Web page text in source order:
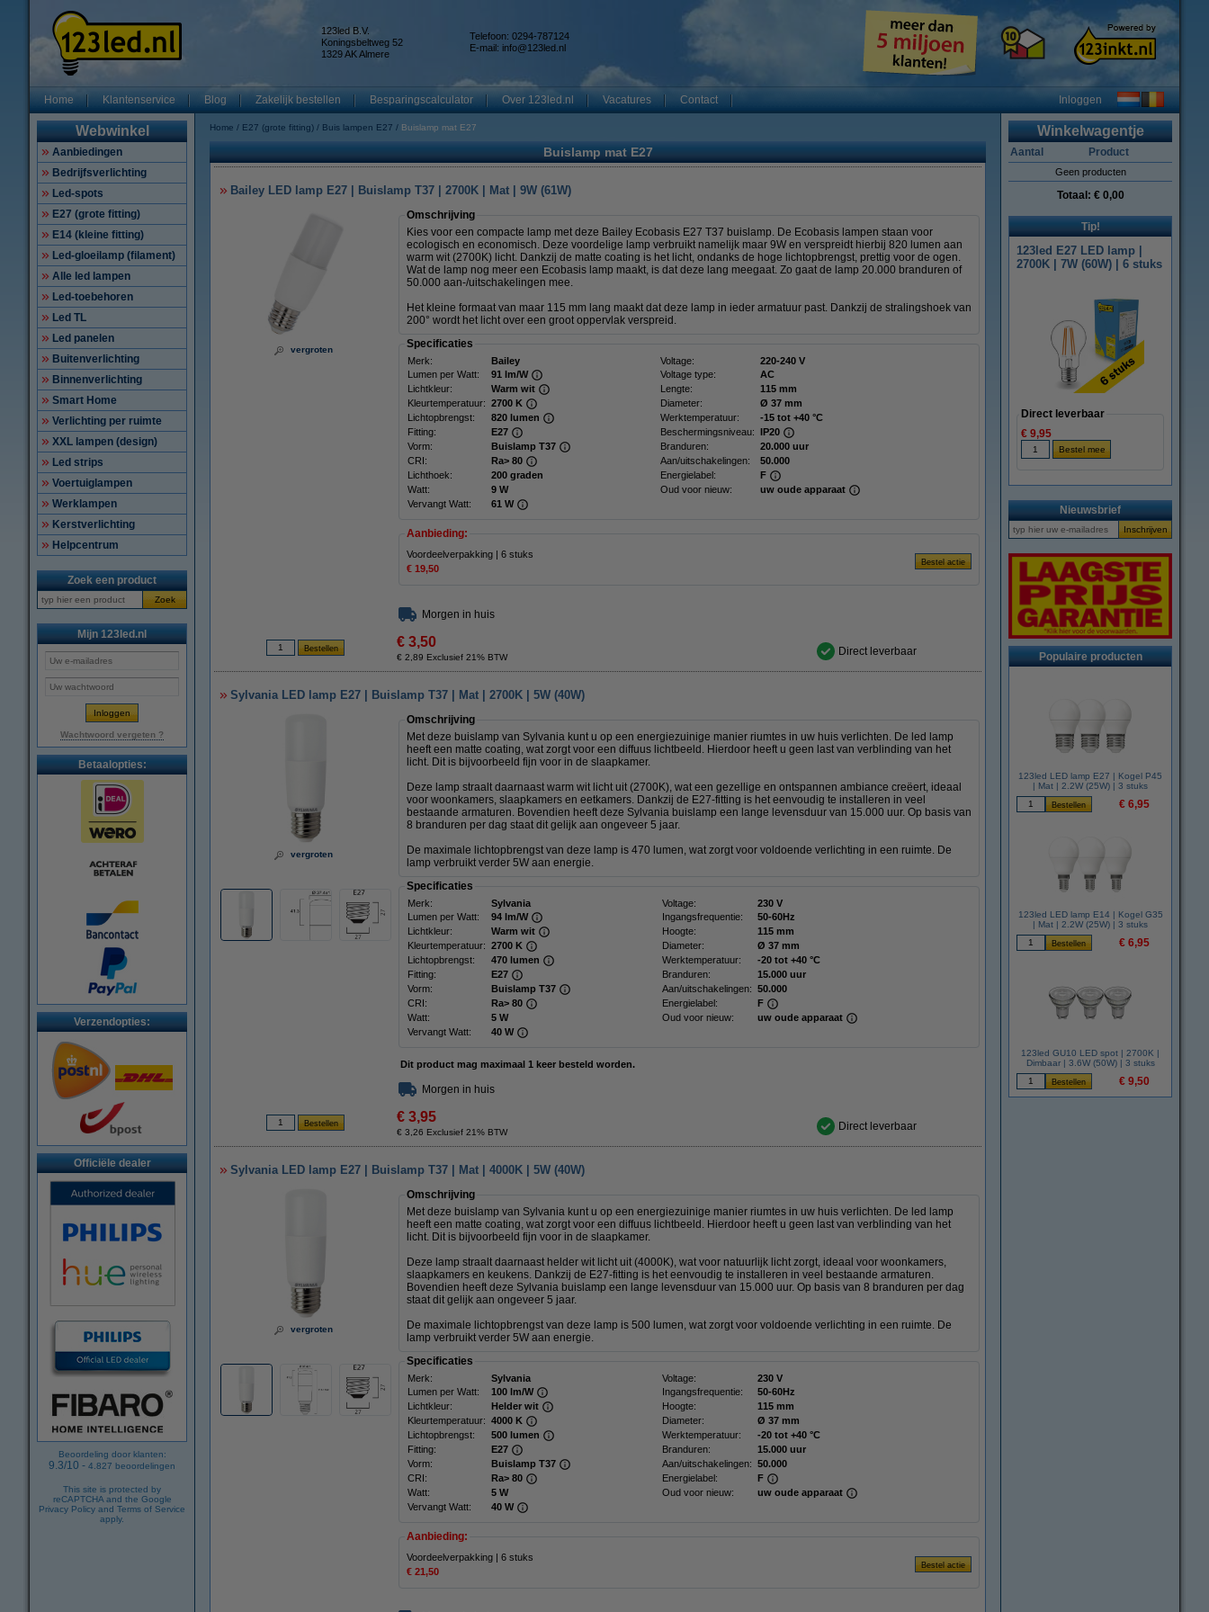
123led B.V.
Koningsbeltweg 52
1329 AK Almere
Telefoon: 0294-787124
E-mail: info@123led.nl
Home Klantenservice Blog Zakelijk bestellen Besparingscalculator Over 123led.nl Vacatures Contact Inloggen
Webwinkel
Aanbiedingen
Bedrijfsverlichting
Led-spots
E27 (grote fitting)
E14 (kleine fitting)
Led-gloeilamp (filament)
Alle led lampen
Led-toebehoren
Led TL
Led panelen
Buitenverlichting
Binnenverlichting
Smart Home
Verlichting per ruimte
XXL lampen (design)
Led strips
Voertuiglampen
Werklampen
Kerstverlichting
Helpcentrum
Zoek een product
Zoek
Mijn 123led.nl
Wachtwoord vergeten ?
Betaalopties:
Verzendopties:
Officiële dealer
Beoordeling door klanten:
9.3/10 - 4.827 beoordelingen
This site is protected by
reCAPTCHA and the Google
Privacy Policy and Terms of Service
apply.
Home E27 (grote fitting) Buis lampen E27 Buislamp mat E27
Buislamp mat E27
Bailey LED lamp E27 | Buislamp T37 | 2700K | Mat | 9W (61W)
vergroten
Omschrijving
Kies voor een compacte lamp met deze Bailey Ecobasis E27 T37 buislamp. De Ecobasis lampen staan voor
ecologisch en economisch. Deze voordelige lamp verbruikt namelijk maar 9W en verspreidt hierbij 820 lumen aan
warm wit (2700K) licht. Dankzij de matte coating is het licht, ondanks de hoge lichtopbrengst, prettig voor de ogen.
Wat de lamp nog meer een Ecobasis lamp maakt, is dat deze lang meegaat. Zo gaat de lamp 20.000 branduren of
50.000 aan-/uitschakelingen mee.
Het kleine formaat van maar 115 mm lang maakt dat deze lamp in ieder armatuur past. Dankzij de stralingshoek van
200° wordt het licht over een groot oppervlak verspreid.
Specificaties
Merk: Bailey Voltage:
220-240 V
Lumen per Watt:
91 lm/W Voltage type:
AC
Lichtkleur:
Warm wit Lengte:
115 mm
Kleurtemperatuur: 2700 K Diameter:
Ø 37 mm
Lichtopbrengst:
820 lumen Werktemperatuur:
-15 tot +40 °C
Fitting:
E27 Beschermingsniveau: IP20
Vorm:
Buislamp T37 Branduren:
20.000 uur
CRI:
Ra> 80 Aan/uitschakelingen:
50.000
Lichthoek:
200 graden Energielabel:
F
Watt:
9 W Oud voor nieuw:
uw oude apparaat
Vervangt Watt:
61 W
Aanbieding:
Voordeelverpakking | 6 stuks
€ 19,50
Morgen in huis
€ 3,50
€ 2,89 Exclusief 21% BTW Direct leverbaar
Sylvania LED lamp E27 | Buislamp T37 | Mat | 2700K | 5W (40W)
vergroten
Omschrijving
Met deze buislamp van Sylvania kunt u op een energiezuinige manier riumtes in uw huis verlichten. De led lamp
heeft een matte coating, wat zorgt voor een diffuus lichtbeeld. Hierdoor heeft u geen last van verblinding van het
licht. Dit is bijvoorbeeld fijn voor in de slaapkamer.
Deze lamp straalt daarnaast warm wit licht uit (2700K), wat een gezellige en ontspannen ambiance creëert, ideaal
voor woonkamers, slaapkamers en eetkamers. Dankzij de E27-fitting is het eenvoudig te installeren in veel
bestaande armaturen. Bovendien heeft deze Sylvania buislamp een lange levensduur van 15.000 uur. Op basis van
8 branduren per dag staat dit gelijk aan ongeveer 5 jaar.
De maximale lichtopbrengst van deze lamp is 470 lumen, wat zorgt voor voldoende verlichting in een ruimte. De
lamp verbruikt verder 5W aan energie.
Specificaties
Merk: Sylvania Voltage:
230 V
Lumen per Watt:
94 lm/W Ingangsfrequentie:
50-60Hz
Lichtkleur:
Warm wit Hoogte:
115 mm
Kleurtemperatuur: 2700 K Diameter:
Ø 37 mm
Lichtopbrengst:
470 lumen Werktemperatuur:
-20 tot +40 °C
Fitting:
E27 Branduren:
15.000 uur
Vorm:
Buislamp T37 Aan/uitschakelingen: 50.000
CRI:
Ra> 80 Energielabel:
F
Watt:
5 W Oud voor nieuw:
uw oude apparaat
Vervangt Watt:
40 W
Dit product mag maximaal 1 keer besteld worden.
Morgen in huis
€ 3,95
€ 3,26 Exclusief 21% BTW Direct leverbaar
Sylvania LED lamp E27 | Buislamp T37 | Mat | 4000K | 5W (40W)
vergroten
Omschrijving
Met deze buislamp van Sylvania kunt u op een energiezuinige manier riumtes in uw huis verlichten. De led lamp
heeft een matte coating, wat zorgt voor een diffuus lichtbeeld. Hierdoor heeft u geen last van verblinding van het
licht. Dit is bijvoorbeeld fijn voor in de slaapkamer.
Deze lamp straalt daarnaast helder wit licht uit (4000K), wat voor natuurlijk licht zorgt, ideaal voor woonkamers,
slaapkamers en keukens. Dankzij de E27-fitting is het eenvoudig te installeren in veel bestaande armaturen.
Bovendien heeft deze Sylvania buislamp een lange levensduur van 15.000 uur. Op basis van 8 branduren per dag
staat dit gelijk aan ongeveer 5 jaar.
De maximale lichtopbrengst van deze lamp is 500 lumen, wat zorgt voor voldoende verlichting in een ruimte. De
lamp verbruikt verder 5W aan energie.
Specificaties
Merk: Sylvania Voltage:
230 V
Lumen per Watt:
100 lm/W Ingangsfrequentie:
50-60Hz
Lichtkleur:
Helder wit Hoogte:
115 mm
Kleurtemperatuur: 4000 K Diameter:
Ø 37 mm
Lichtopbrengst:
500 lumen Werktemperatuur:
-20 tot +40 °C
Fitting:
E27 Branduren:
15.000 uur
Vorm:
Buislamp T37 Aan/uitschakelingen: 50.000
CRI:
Ra> 80 Energielabel:
F
Watt:
5 W Oud voor nieuw:
uw oude apparaat
Vervangt Watt:
40 W
Aanbieding:
Voordeelverpakking | 6 stuks
€ 21,50
Winkelwagentje
Aantal Product
Geen producten
Totaal: € 0,00
Tip!
123led E27 LED lamp |
2700K | 7W (60W) | 6 stuks
Direct leverbaar
€ 9,95
Nieuwsbrief
Populaire producten
123led LED lamp E27 | Kogel P45
| Mat | 2.2W (25W) | 3 stuks
€ 6,95
123led LED lamp E14 | Kogel G35
| Mat | 2.2W (25W) | 3 stuks
€ 6,95
123led GU10 LED spot | 2700K |
Dimbaar | 3.6W (50W) | 3 stuks
€ 9,50